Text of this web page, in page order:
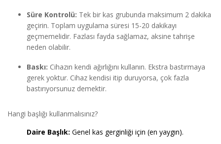
Süre Kontrolü: Tek bir kas grubunda maksimum 2 dakika
geçirin. Toplam uygulama süresi 15-20 dakikayı
geçmemelidir. Fazlası fayda sağlamaz, aksine tahrişe
neden olabilir.
Baskı: Cihazın kendi ağırlığını kullanın. Ekstra bastırmaya
gerek yoktur. Cihaz kendisi itip duruyorsa, çok fazla
bastırıyorsunuz demektir.
Hangi başlığı kullanmalısınız?
Daire Başlık: Genel kas gerginliği için (en yaygın).